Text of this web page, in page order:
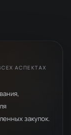
АСПЕКТАХ
закупок.